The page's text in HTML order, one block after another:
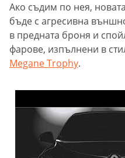
Ако съдим по нея,
бъде с агресивна
в предната броня и
фарове, изпълнени в
Megane Trophy.